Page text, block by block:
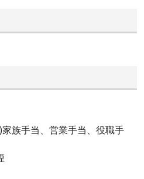
族手当、営業手当、役職手